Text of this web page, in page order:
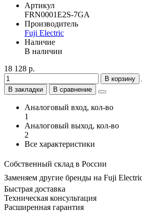
Артикул
FRN0001E2S-7GA
Производитель
Fuji Electric
Наличие
В наличии
18 128 р.
В корзину
В закладки
В сравнение
Аналоговый вход, кол-во
1
Аналоговый выход, кол-во
2
Все характеристики
Собственный склад в России
Заменяем другие бренды на Fuji
Быстрая доставка
Техническая консультация
Расширенная гарантия